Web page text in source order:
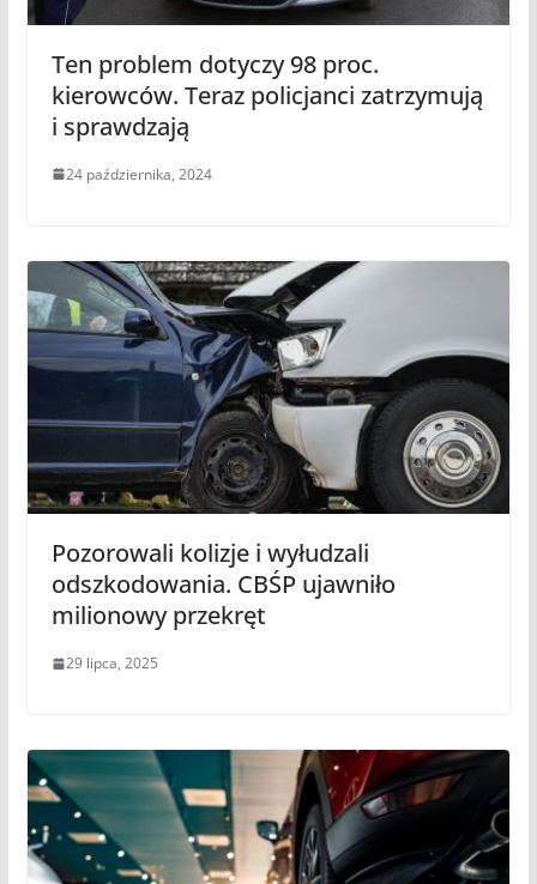
Ten problem dotyczy 98 proc.
kierowców. Teraz policjanci zatrzymują
i sprawdzają
24 października, 2024
Pozorowali kolizje i wyłudzali
odszkodowania. CBŚP ujawniło
milionowy przekręt
29 lipca, 2025